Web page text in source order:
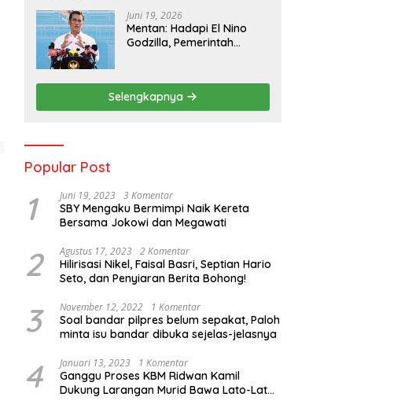
Juni 19, 2026
Mentan: Hadapi El Nino
Godzilla, Pemerintah
Infrastruktur Pertanian
Nasional
Selengkapnya
Popular Post
1 Juni 19, 2023 3 Komentar
SBY Mengaku Bermimpi Naik Kereta
Bersama Jokowi dan Megawati
2 Agustus 17, 2023 2 Komentar
Hilirisasi Nikel, Faisal Basri, Septian Hario
Seto, dan Penyiaran Berita Bohong!
3 November 12, 2022 1 Komentar
Soal bandar pilpres belum sepakat, Paloh
minta isu bandar dibuka sejelas-jelasnya
4 Januari 13, 2023 1 Komentar
Ganggu Proses KBM Ridwan Kamil
Dukung Larangan Murid Bawa Lato-Lato